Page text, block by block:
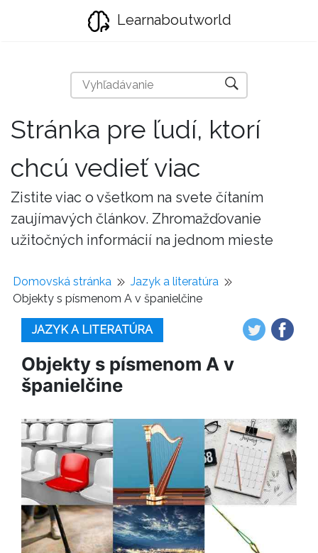
Learnaboutworld
Stránka pre ľudí, ktorí
chcú vedieť viac
Zistite viac o všetkom na svete čítaním
zaujímavých článkov. Zhromažďovanie
užitočných informácií na jednom mieste
Domovská stránka
Jazyk a literatúra
Objekty s písmenom A v španielčine
JAZYK A LITERATÚRA
Objekty s písmenom A v
španielčine